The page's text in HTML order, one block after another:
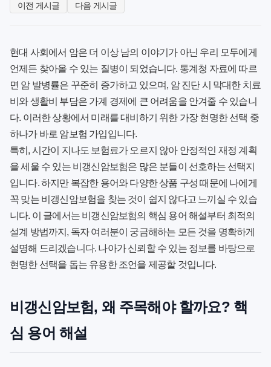
이전 게시글
다음 게시글
현대 사회에서 암은 더 이상 남의 이야기가 아닌 우리 모두에게
언제든 찾아올 수 있는 질병이 되었습니다. 통계청 자료에 따르
면 암 발병률은 꾸준히 증가하고 있으며, 암 진단 시 막대한 치료
비와 생활비 부담은 가계 경제에 큰 어려움을 안겨줄 수 있습니
다. 이러한 상황에서 미래를 대비하기 위한 가장 현명한 선택 중
하나가 바로 암보험 가입입니다.
특히, 시간이 지나도 보험료가 오르지 않아 안정적인 재정 계획
을 세울 수 있는 비갱신암보험은 많은 분들이 선호하는 선택지
입니다. 하지만 복잡한 용어와 다양한 상품 구성 때문에 나에게
꼭 맞는 비갱신암보험을 찾는 것이 쉽지 않다고 느끼실 수 있습
니다. 이 글에서는 비갱신암보험의 핵심 용어 해설부터 최적의
설계 방법까지, 독자 여러분이 궁금해하는 모든 것을 명확하게
설명해 드리겠습니다. 나아가 신뢰할 수 있는 정보를 바탕으로
현명한 선택을 돕는 유용한 조언을 제공할 것입니다.
비갱신암보험, 왜 주목해야 할까요? 핵
심 용어 해설